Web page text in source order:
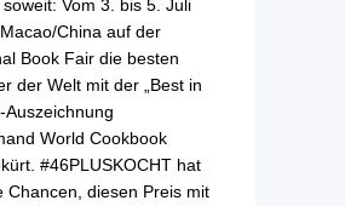
Vom 3. bis 5. Juli
China auf der
Book Fair die besten
der Welt mit der „Best in
Auszeichnung
World Cookbook
#46PLUSKOCHT hat
Chancen, diesen Preis mit